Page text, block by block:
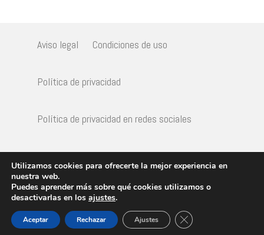
Aviso legal Condiciones de uso
Política de privacidad
Política de privacidad en redes sociales
Política de Cookies
© 2023FETTAF
Utilizamos cookies para ofrecerte la mejor experiencia en
nuestra web.
Puedes aprender más sobre qué cookies utilizamos o
desactivarlas en los ajustes.
Aceptar Rechazar Ajustes Cerrar el banner de